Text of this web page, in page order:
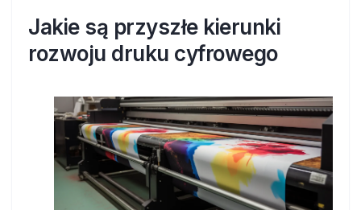
Jakie są przyszłe kierunki
rozwoju druku cyfrowego